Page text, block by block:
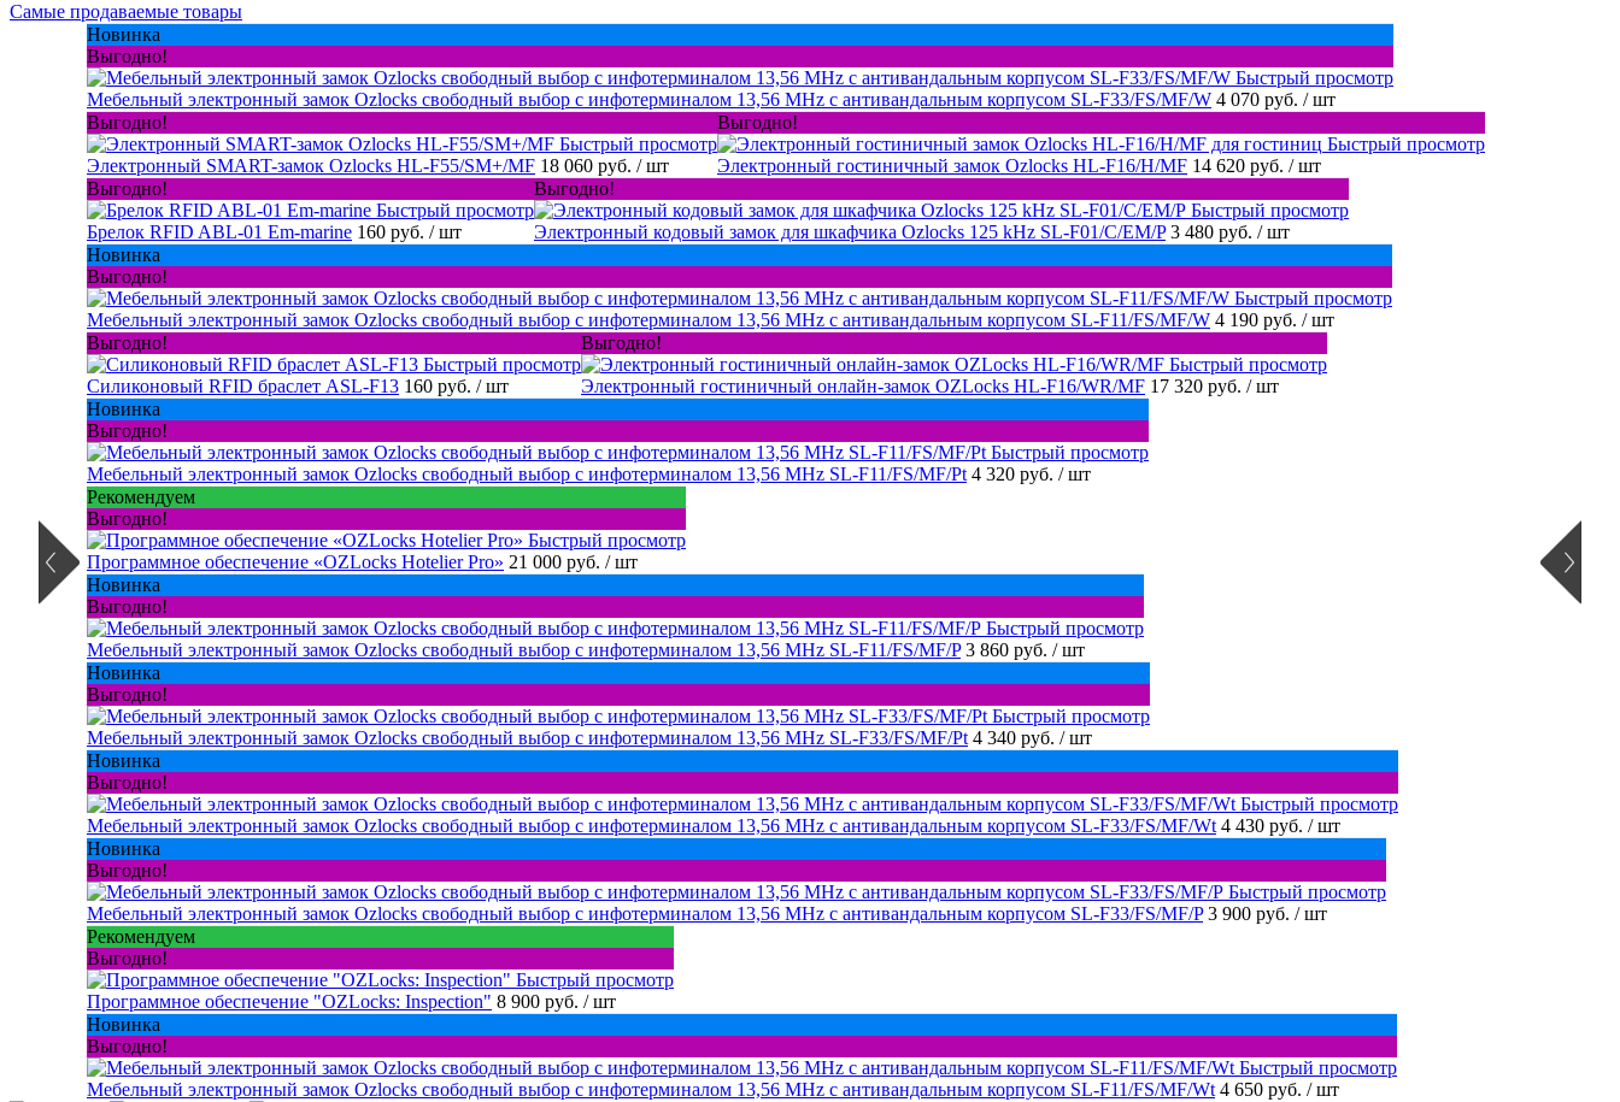
Самые продаваемые товары
Новинка
Выгодно!
Быстрый просмотр
Мебельный электронный замок Ozlocks свободный выбор с инфотерминалом 13,56 MHz с антивандальным корпусом SL-F33/FS/MF/W 4 070 руб. / шт
Выгодно!
Быстрый просмотр
Электронный SMART-замок Ozlocks HL-F55/SM+/MF 18 060 руб. / шт
Выгодно!
Быстрый просмотр
Электронный гостиничный замок Ozlocks HL-F16/H/MF 14 620 руб. / шт
Выгодно!
Быстрый просмотр
Брелок RFID ABL-01 Em-marine 160 руб. / шт
Выгодно!
Быстрый просмотр
Электронный кодовый замок для шкафчика Ozlocks 125 kHz SL-F01/C/EM/P 3 480 руб. / шт
Новинка
Выгодно!
Быстрый просмотр
Мебельный электронный замок Ozlocks свободный выбор с инфотерминалом 13,56 MHz с антивандальным корпусом SL-F11/FS/MF/W 4 190 руб. / шт
Выгодно!
Быстрый просмотр
Силиконовый RFID браслет ASL-F13 160 руб. / шт
Выгодно!
Быстрый просмотр
Электронный гостиничный онлайн-замок OZLocks HL-F16/WR/MF 17 320 руб. / шт
Новинка
Выгодно!
Быстрый просмотр
Мебельный электронный замок Ozlocks свободный выбор с инфотерминалом 13,56 MHz SL-F11/FS/MF/Pt 4 320 руб. / шт
Рекомендуем
Выгодно!
Быстрый просмотр
Программное обеспечение «OZLocks Hotelier Pro» 21 000 руб. / шт
Новинка
Выгодно!
Быстрый просмотр
Мебельный электронный замок Ozlocks свободный выбор с инфотерминалом 13,56 MHz SL-F11/FS/MF/P 3 860 руб. / шт
Новинка
Выгодно!
Быстрый просмотр
Мебельный электронный замок Ozlocks свободный выбор с инфотерминалом 13,56 MHz SL-F33/FS/MF/Pt 4 340 руб. / шт
Новинка
Выгодно!
Быстрый просмотр
Мебельный электронный замок Ozlocks свободный выбор с инфотерминалом 13,56 MHz с антивандальным корпусом SL-F33/FS/MF/Wt 4 430 руб. / шт
Новинка
Выгодно!
Быстрый просмотр
Мебельный электронный замок Ozlocks свободный выбор с инфотерминалом 13,56 MHz с антивандальным корпусом SL-F33/FS/MF/P 3 900 руб. / шт
Рекомендуем
Выгодно!
Быстрый просмотр
Программное обеспечение "OZLocks: Inspection" 8 900 руб. / шт
Новинка
Выгодно!
Быстрый просмотр
Мебельный электронный замок Ozlocks свободный выбор с инфотерминалом 13,56 MHz с антивандальным корпусом SL-F11/FS/MF/Wt 4 650 руб. / шт